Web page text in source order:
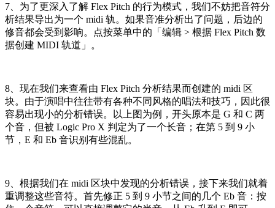
7、为了更深入了解 Flex Pitch 的行为模式，我们不妨把音符分
析结果导出为一个 midi 轨。如果音准分析出了问题，后边的
修音都会受到影响。点按菜单中的「编辑 > 根据 Flex Pitch 数
据创建 MIDI 轨道」。
8、现在我们来查看由 Flex Pitch 分析结果而创建的 midi 区
块。由于演唱中往往带有各种不同风格的唱法和技巧，因此很
容易出现小的分析错误。以上图为例，开头原本是 G 和 C 两
个音，但被 Logic Pro X 判定为了一个长音；在第 5 到 9 小
节，E 和 Eb 音识别有些混乱。
9、根据我们在 midi 区块中发现的分析错误，接下来我们就着
重调整这些音符。首先修正 5 到 9 小节之间的几个 Eb 音：按